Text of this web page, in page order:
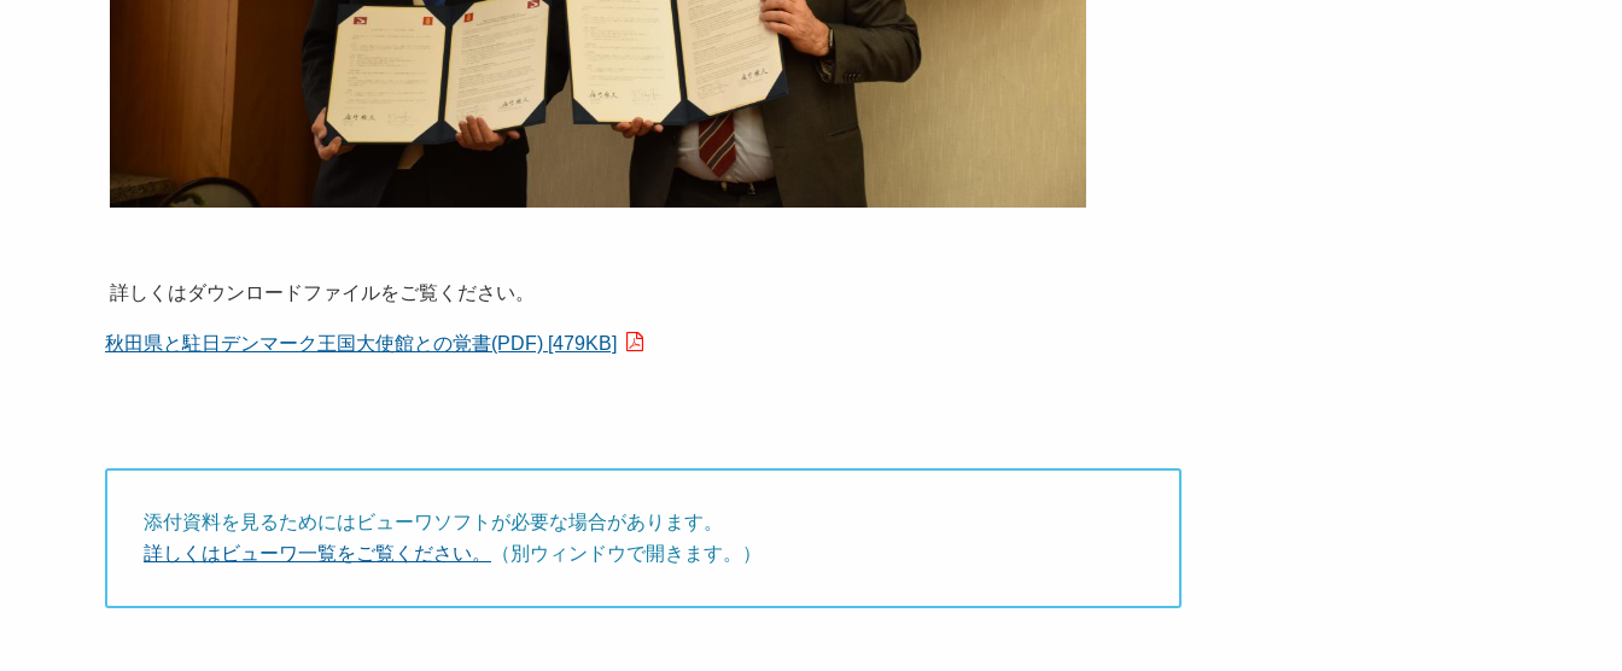
詳しくはダウンロードファイルをご覧ください。
秋田県と駐日デンマーク王国大使館との覚書(PDF) [479KB]
添付資料を見るためにはビューワソフトが必要な場合があります。
詳しくはビューワ一覧をご覧ください。
（別ウィンドウで開きます。）